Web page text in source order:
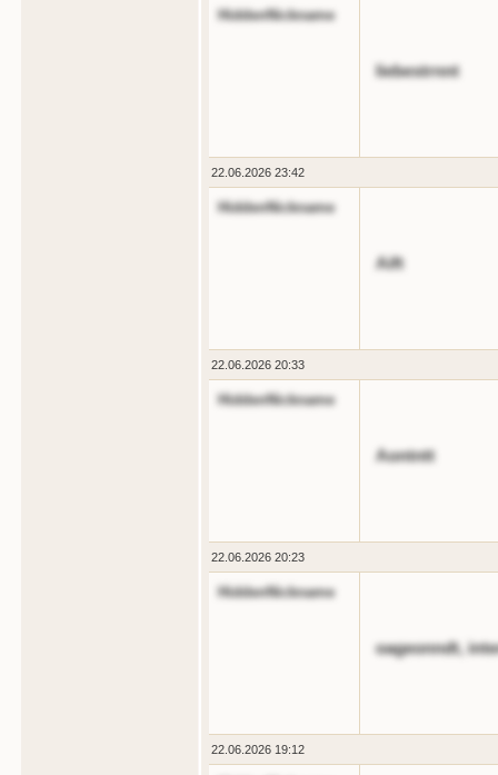
HiddenNickname
liebestrnnt
22.06.2026 23:42
HiddenNickname
Aift
22.06.2026 20:33
HiddenNickname
Aontntt
22.06.2026 20:23
HiddenNickname
oageonndt,
22.06.2026 19:12